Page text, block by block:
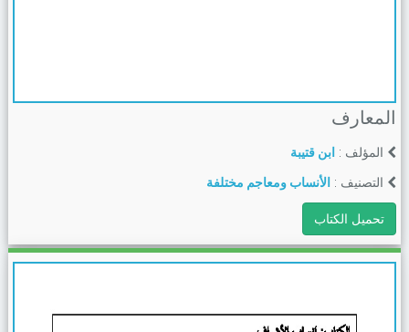
المعارف
المؤلف : ابن قتيبة
التصنيف : الأنساب ومعاجم مختلفة
تحميل الكتاب